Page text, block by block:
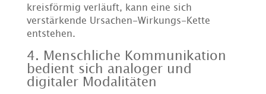
kreisförmig verläuft, kann eine sich
verstärkende Ursachen-Wirkungs-Kette
entstehen.
4. Menschliche Kommunikation
bedient sich analoger und
digitaler Modalitäten